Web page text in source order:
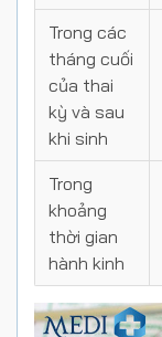
Trong các
tháng cuối
của thai
kỳ và sau
khi sinh
Trong
khoảng
thời gian
hành kinh